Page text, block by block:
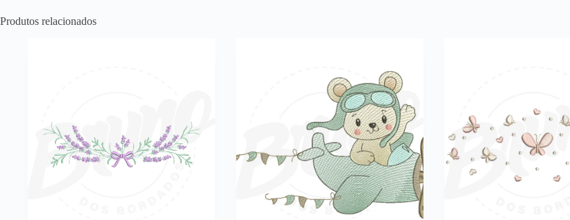
Produtos relacionados